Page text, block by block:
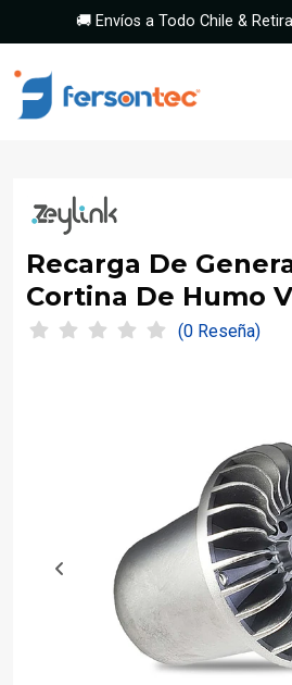
🚚 Envíos a Todo Chile &
Recarga De
Cortina De Humo
(0 Reseña)